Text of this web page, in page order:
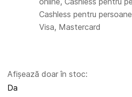
Afișează doar în stoc:
Da
Cashless pentru
Visa, Mastercard